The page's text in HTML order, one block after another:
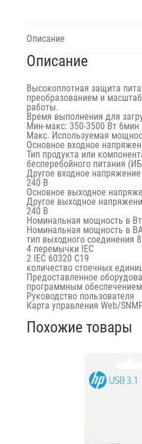
Описание
Описание
Высокоплотная защита
преобразованием и
работы.
Время выполнения для
Мин-макс: 350-3500 Вт 6мин
Макс. Используемая
Основное входное
Тип продукта или
бесперебойного питания
Другое входное
240 В
Основное выходное
Другое выходное
240 В
Номинальная мощность в
Номинальная мощность в
тип выходного соединения
4 перемычки IEC
2 IEC 60320 C19
количество стоечных
Предоставленное
программным обеспечением
Руководство пользователя
Карта управления Web/
Похожие товары